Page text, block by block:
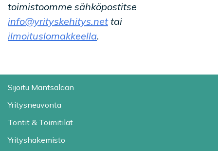
toimistoomme sähköpostitse
info@yrityskehitys.nettai
ilmoituslomakkeella.
Sijoitu Mäntsälään
Yritysneuvonta
Tontit & Toimitilat
Yrityshakemisto